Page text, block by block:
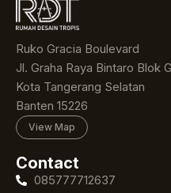
Ruko Gracia Boulevard
Jl. Graha Raya Bintaro Blok
Kota Tangerang Selatan
Banten 15226
View Map
Contact
085777712637